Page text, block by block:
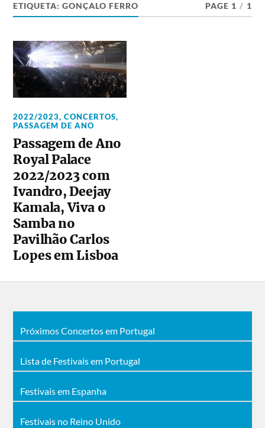
ETIQUETA:GONÇALO FERRO PAGE 1 / 1
2022/2023,CONCERTOS,
PASSAGEM DE ANO
Passagem de Ano
Royal Palace
2022/2023 com
Ivandro, Deejay
Kamala, Viva o
Samba no
Pavilhão Carlos
Lopes em Lisboa
Próximos Concertos em Portugal
Lista de Festivais em Portugal
Festivais em Espanha
Festivais no Reino Unido